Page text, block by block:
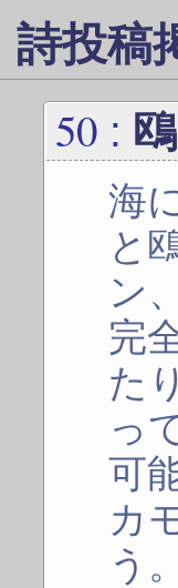
詩投稿
50 :
海
と
ン
完
た
っ
可
カ
う。